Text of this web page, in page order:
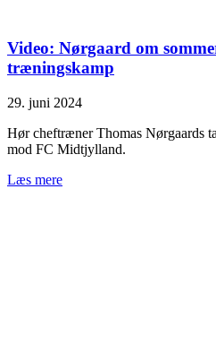
Video: Nørgaard om
træningskamp
29. juni 2024
Hør cheftræner Thomas Nørgaards
mod FC Midtjylland.
Læs mere